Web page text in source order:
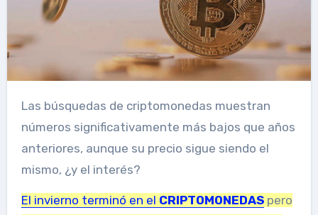
Las búsquedas de criptomonedas muestran
números significativamente más bajos que años
anteriores, aunque su precio sigue siendo el
mismo, ¿y el interés?
El invierno terminó en el CRIPTOMONEDASpero